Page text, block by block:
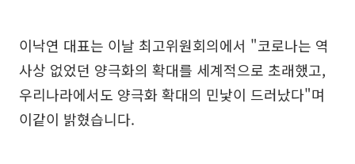
이낙연 대표는 이날 최고위원회의에서 "코로나는 역
사상 없었던 양극화의 확대를 세계적으로 초래했고,
우리나라에서도 양극화 확대의 민낯이 드러났다"며
이같이 밝혔습니다.